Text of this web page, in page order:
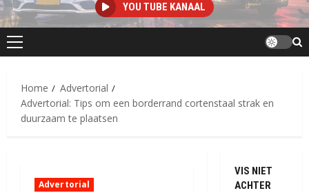
YOU TUBE KANAAL
Primair
Home
Advertorial
Advertorial: Tips om een borderrand cortenstaal strak en
duurzaam te plaatsen
Advertorial
VIS NIET
ACHTER